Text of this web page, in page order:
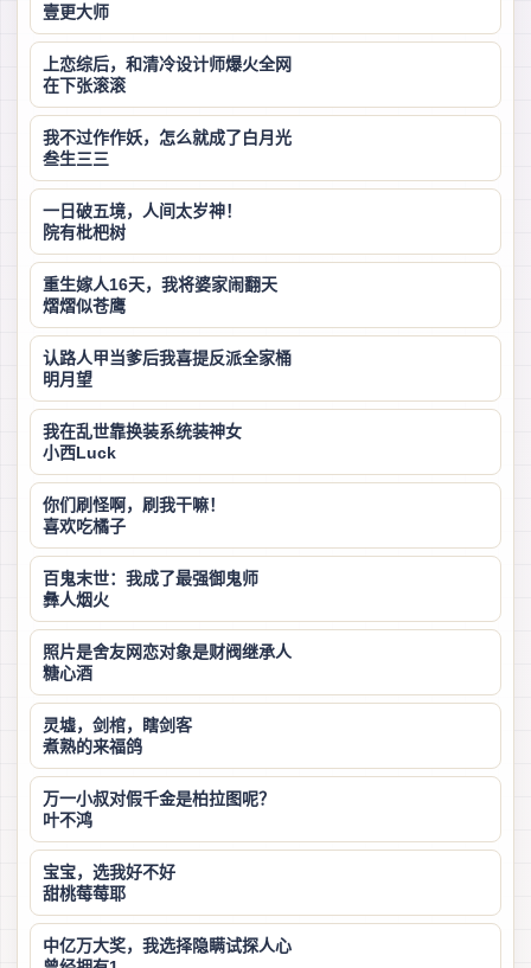
壹更大师
上恋综后，和清冷设计师爆火全网
在下张滚滚
我不过作作妖，怎么就成了白月光
叁生三三
一日破五境，人间太岁神！
院有枇杷树
重生嫁人16天，我将婆家闹翻天
熠熠似苍鹰
认路人甲当爹后我喜提反派全家桶
明月望
我在乱世靠换装系统装神女
小西Luck
你们刷怪啊，刷我干嘛！
喜欢吃橘子
百鬼末世：我成了最强御鬼师
彝人烟火
照片是舍友网恋对象是财阀继承人
糖心酒
灵墟，剑棺，瞎剑客
煮熟的来福鸽
万一小叔对假千金是柏拉图呢？
叶不鸿
宝宝，选我好不好
甜桃莓莓耶
中亿万大奖，我选择隐瞒试探人心